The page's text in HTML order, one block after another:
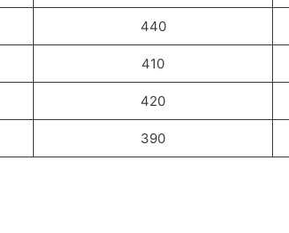
440
410
420
390